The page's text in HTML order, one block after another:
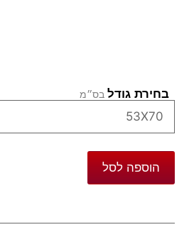
בחירת גודל
הוספה לסל